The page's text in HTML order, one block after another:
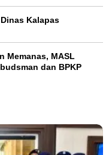
Kalapas
Memanas, MASL
dan BPKP